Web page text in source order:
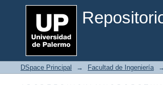
Filtrar por: Materia
DSpace Principal → Facultad de Ingeniería